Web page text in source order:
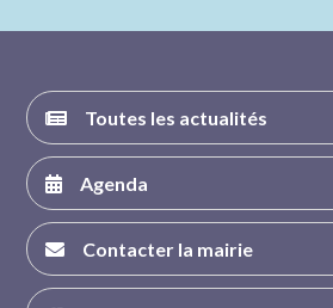
Toutes les actualités
Agenda
Contacter la mairie